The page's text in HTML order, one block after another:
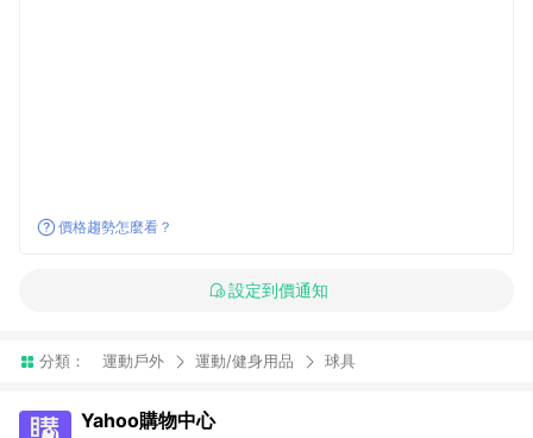
價格趨勢怎麼看？
設定到價通知
分類： 運動戶外 運動/健身用品 球具
Yahoo購物中心